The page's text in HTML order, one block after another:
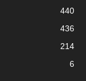
440
436
214
6